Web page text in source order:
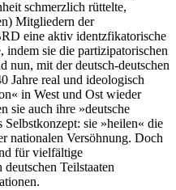
schmerzlich rüttelte,
Mitgliedern der
eine aktiv identzfikatorische
sie die partizipatorischen
nun, mit der deutsch-deutschen
Jahre real und ideologisch
in West und Ost wieder
sie auch ihre »deutsche
Selbstkonzept: sie »heilen« die
nationalen Versöhnung. Doch
für vielfältige
Teilstaaten